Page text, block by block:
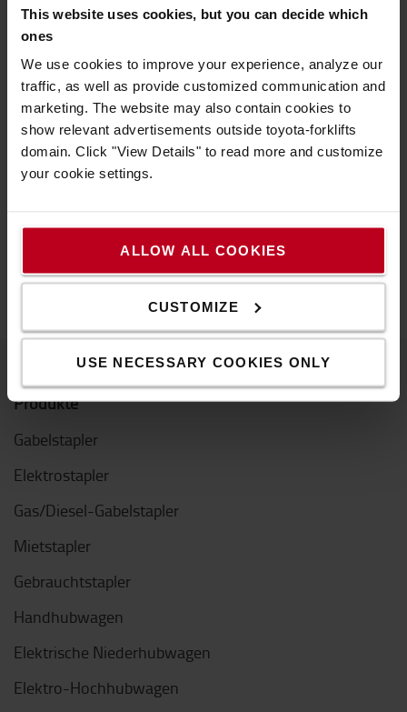
This website uses cookies, but you can decide which
ones
We use cookies to improve your experience, analyze our
traffic, as well as provide customized communication and
marketing. The website may also contain cookies to
show relevant advertisements outside toyota-forklifts
domain. Click "View Details" to read more and customize
your cookie settings.
ALLOW ALL COOKIES
CUSTOMIZE
USE NECESSARY COOKIES ONLY
Produkte
Gabelstapler
Elektrostapler
Gas/Diesel-Gabelstapler
Mietstapler
Gebrauchtstapler
Handhubwagen
Elektrische Niederhubwagen
Elektro-Hochhubwagen